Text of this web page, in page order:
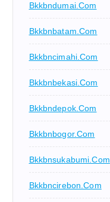
Bkkbndumai.com
Bkkbnbatam.com
Bkkbncimahi.com
Bkkbnbekasi.com
Bkkbndepok.com
Bkkbnbogor.com
Bkkbnsukabumi.com
Bkkbncirebon.com